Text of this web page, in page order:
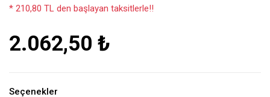
* 210,80 TL den başlayan taksitlerle!!
2.062,50 ₺
Seçenekler